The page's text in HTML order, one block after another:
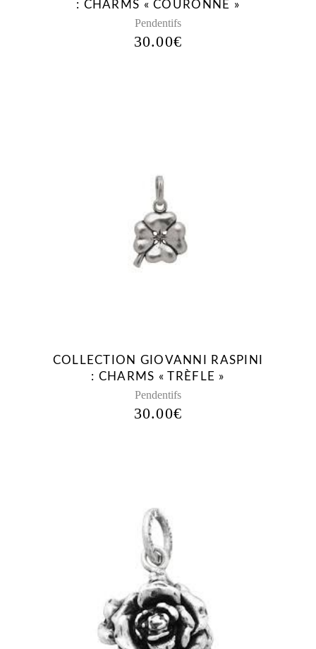
: CHARMS « COURONNE »
Pendentifs
30.00€
COLLECTION GIOVANNI RASPINI
: CHARMS « TRÈFLE »
Pendentifs
30.00€